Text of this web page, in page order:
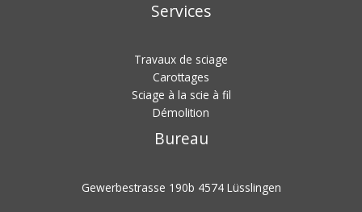
Services
Travaux de sciage
Carottages
Sciage à la scie à fil
Démolition
Bureau
Gewerbestrasse 190b 4574 Lüsslingen